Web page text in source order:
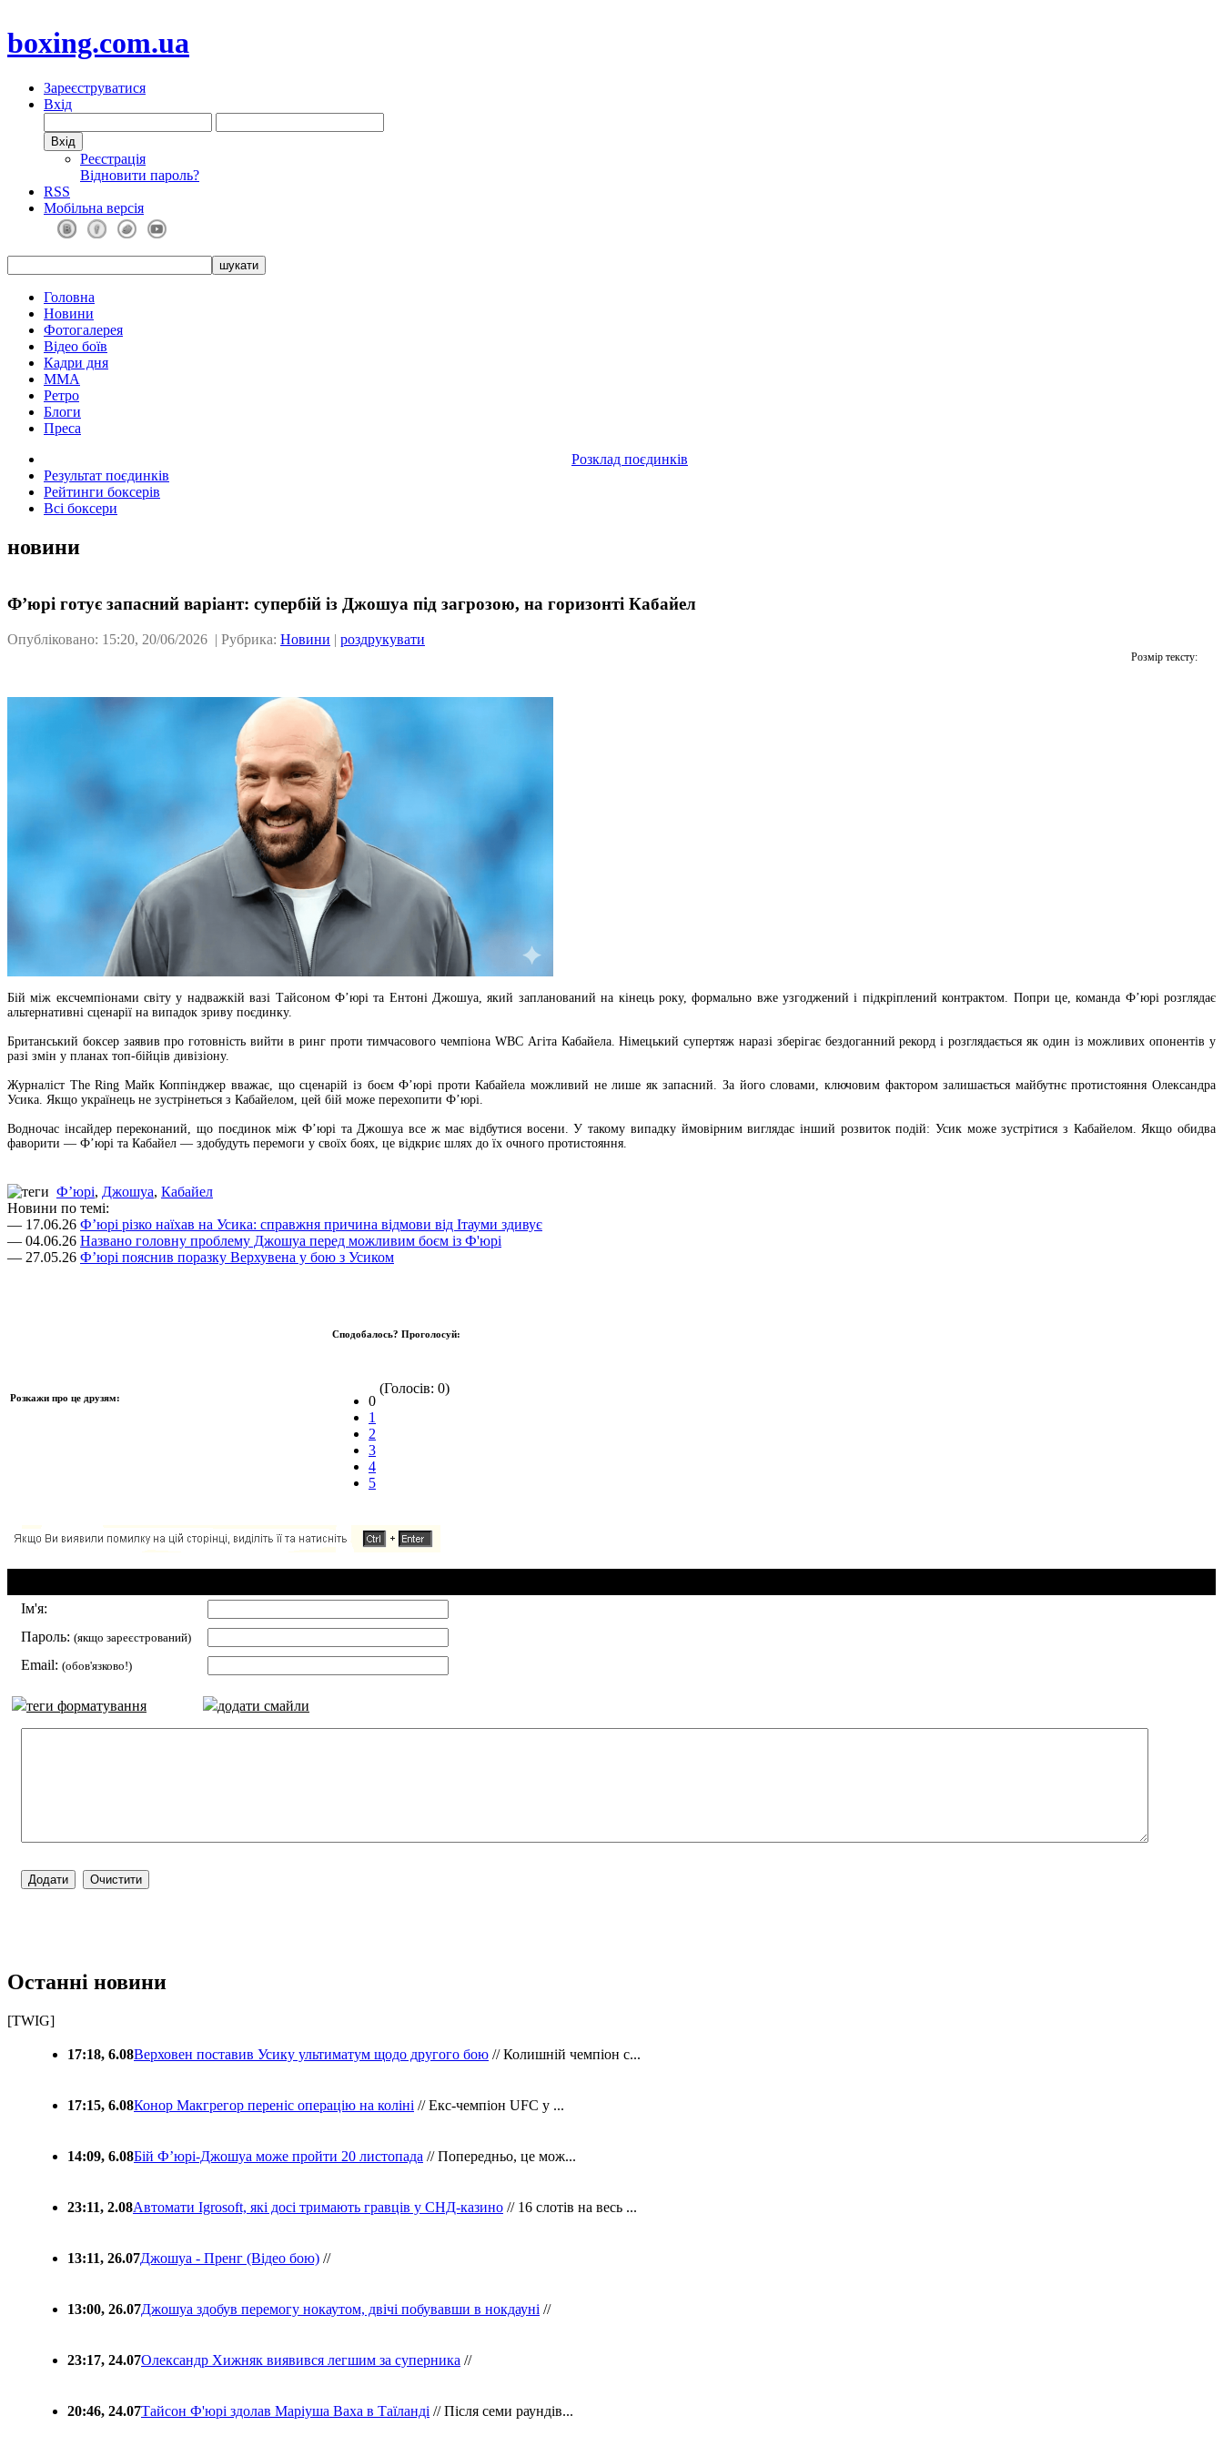
boxing.com.ua
Зареєструватися
Вхід
Реєстрація
Відновити пароль?
RSS
Мобільна версія
Головна
Новини
Фотогалерея
Відео боїв
Кадри дня
ММА
Ретро
Блоги
Преса
Розклад поєдинків
Результат поєдинків
Рейтинги боксерів
Всі боксери
новини
Ф’юрі готує запасний варіант: супербій із Джошуа під загрозою, на горизонті Кабайел
Опубліковано: 15:20, 20/06/2026 | Рубрика: Новини | роздрукувати
Розмір тексту:
Бій між ексчемпіонами світу у надважкій вазі Тайсоном Ф’юрі та Ентоні Джошуа, який запланований на кінець року, формально вже узгоджений і підкріплений контрактом. Попри це, команда Ф’юрі розглядає
альтернативні сценарії на випадок зриву поєдинку.
Британський боксер заявив про готовність вийти в ринг проти тимчасового чемпіона WBC Агіта Кабайела. Німецький супертяж наразі зберігає бездоганний рекорд і розглядається як один із можливих опонентів у
разі змін у планах топ-бійців дивізіону.
Журналіст The Ring Майк Коппінджер вважає, що сценарій із боєм Ф’юрі проти Кабайела можливий не лише як запасний. За його словами, ключовим фактором залишається майбутнє протистояння Олександра
Усика. Якщо українець не зустрінеться з Кабайелом, цей бій може перехопити Ф’юрі.
Водночас інсайдер переконаний, що поєдинок між Ф’юрі та Джошуа все ж має відбутися восени. У такому випадку ймовірним виглядає інший розвиток подій: Усик може зустрітися з Кабайелом. Якщо обидва
фаворити — Ф’юрі та Кабайел — здобудуть перемоги у своїх боях, це відкриє шлях до їх очного протистояння.
Ф’юрі, Джошуа, Кабайел
Новини по темі:
— 17.06.26 Ф’юрі різко наїхав на Усика: справжня причина відмови від Ітауми здивує
— 04.06.26 Названо головну проблему Джошуа перед можливим боєм із Ф'юрі
— 27.05.26 Ф’юрі пояснив поразку Верхувена у бою з Усиком
Розкажи про це друзям:
Сподобалось? Проголосуй:
0
1
2
3
4
5
(Голосів: 0)
Ім'я:
Пароль: (якщо зареєстрований)
Email: (обов'язково!)
теги форматування додати смайли
Останні новини
[TWIG]
17:18, 6.08Верховен поставив Усику ультиматум щодо другого бою // Колишній чемпіон с...
17:15, 6.08Конор Макгрегор переніс операцію на коліні // Екс-чемпіон UFC у ...
14:09, 6.08Бій Ф’юрі-Джошуа може пройти 20 листопада // Попередньо, це мож...
23:11, 2.08Автомати Igrosoft, які досі тримають гравців у СНД-казино // 16 слотів на весь ...
13:11, 26.07Джошуа - Пренг (Відео бою) //
13:00, 26.07Джошуа здобув перемогу нокаутом, двічі побувавши в нокдауні //
23:17, 24.07Олександр Хижняк виявився легшим за суперника //
20:46, 24.07Тайсон Ф'юрі здолав Маріуша Ваха в Таїланді // Після семи раундів...